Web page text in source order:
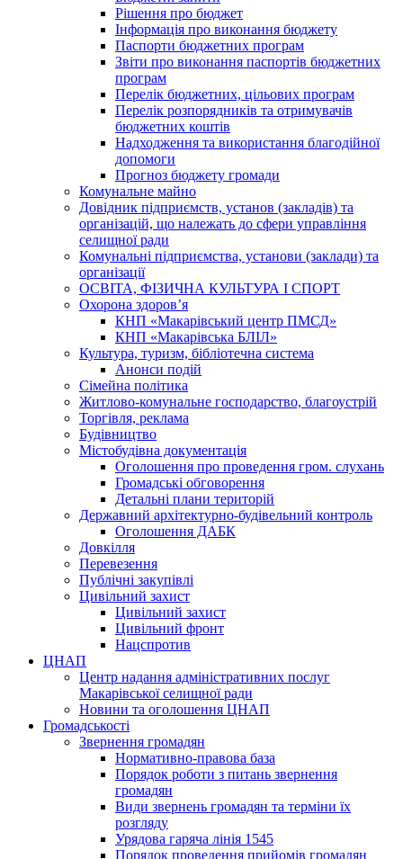
Рішення про бюджет
Інформація про виконання бюджету
Паспорти бюджетних програм
Звіти про виконання паспортів бюджетних
програм
Перелік бюджетних, цільових програм
Перелік розпорядників та отримувачів
бюджетних коштів
Надходження та використання благодійної
допомоги
Прогноз бюджету громади
Комунальне майно
Довідник підприємств, установ (закладів) та
організацій, що належать до сфери управління
селищної ради
Комунальні підприємства, установи (заклади) та
організації
ОСВІТА, ФІЗИЧНА КУЛЬТУРА І СПОРТ
Охорона здоров’я
КНП «Макарівський центр ПМСД»
КНП «Макарівська БЛІЛ»
Культура, туризм, бібліотечна система
Анонси подій
Сімейна політика
Житлово-комунальне господарство, благоустрій
Торгівля, реклама
Будівництво
Містобудівна документація
Оголошення про проведення гром. слухань
Громадські обговорення
Детальні плани територій
Державний архітектурно-будівельний контроль
Оголошення ДАБК
Довкілля
Перевезення
Публічні закупівлі
Цивільний захист
Цивільний захист
Цивільний фронт
Нацспротив
ЦНАП
Центр надання адміністративних послуг
Макарівської селищної ради
Новини та оголошення ЦНАП
Громадськості
Звернення громадян
Нормативно-правова база
Порядок роботи з питань звернення
громадян
Види звернень громадян та терміни їх
розгляду
Урядова гаряча лінія 1545
Порядок проведення прийомів громадян